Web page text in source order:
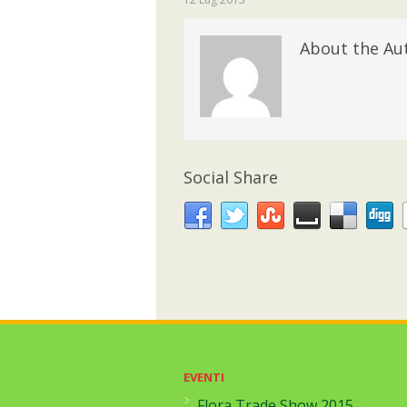
About the
Social Share
EVENTI